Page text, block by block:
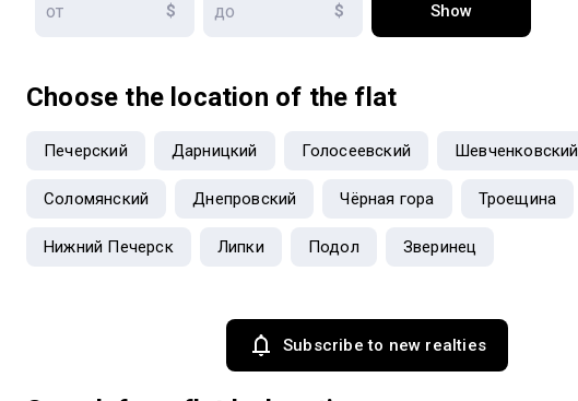
$ $ Show
Choose the location of the flat
Печерский Дарницкий Голосеевский Шевченковский
Соломянский Днепровский Чёрная гора Троещина
Нижний Печерск Липки Подол Зверинец
Subscribe to new realties